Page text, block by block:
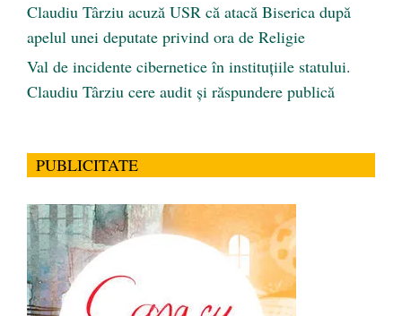
Claudiu Târziu acuză USR că atacă Biserica după
apelul unei deputate privind ora de Religie
Val de incidente cibernetice în instituțiile statului.
Claudiu Târziu cere audit și răspundere publică
PUBLICITATE